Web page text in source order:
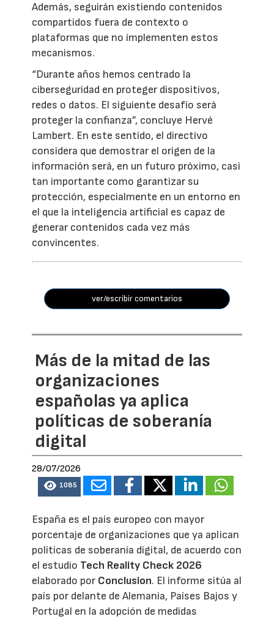
Además, seguirán existiendo contenidos
compartidos fuera de contexto o
plataformas que no implementen estos
mecanismos.
“Durante años hemos centrado la
ciberseguridad en proteger dispositivos,
redes o datos. El siguiente desafío será
proteger la confianza”, concluye Hervé
Lambert. En este sentido, el directivo
considera que demostrar el origen de la
información será, en un futuro próximo, casi
tan importante como garantizar su
protección, especialmente en un entorno en
el que la inteligencia artificial es capaz de
generar contenidos cada vez más
convincentes.
ver/escribir comentarios
Más de la mitad de las
organizaciones
españolas ya aplica
políticas de soberanía
digital
28/07/2026
1085
España es el país europeo con mayor
porcentaje de organizaciones que ya aplican
políticas de soberanía digital, de acuerdo con
el estudio Tech Reality Check 2026
elaborado por Conclusion. El informe sitúa al
país por delante de Alemania, Países Bajos y
Portugal en la adopción de medidas